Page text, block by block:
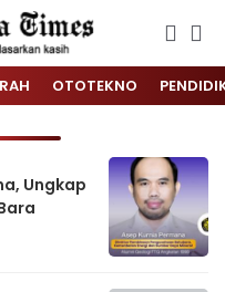
OTOTEKNO
Ungkap